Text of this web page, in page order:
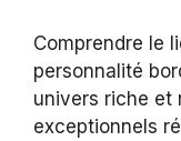
Comprendre le
personnalité
univers riche et
exceptionnels